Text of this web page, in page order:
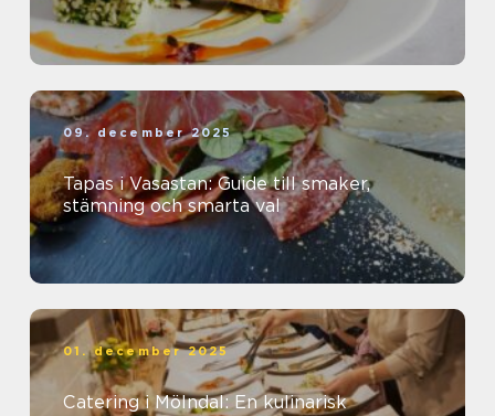
09. december 2025
Tapas i Vasastan: Guide till smaker,
stämning och smarta val
01. december 2025
Catering i Mölndal: En kulinarisk